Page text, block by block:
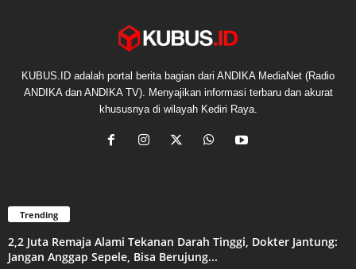
KUBUS.ID adalah portal berita bagian dari ANDIKA MediaNet (Radio
ANDIKA dan ANDIKA TV). Menyajikan informasi terbaru dan akurat
khususnya di wilayah Kediri Raya.
Trending
2,2 Juta Remaja Alami Tekanan Darah Tinggi, Dokter Jantung:
Jangan Anggap Sepele, Bisa Berujung...